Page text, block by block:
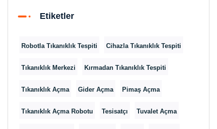
Etiketler
Robotla Tıkanıklık Tespiti Cihazla Tıkanıklık Tespiti
Tıkanıklık Merkezi Kırmadan Tıkanıklık Tespiti
Tıkanıklık Açma Gider Açma Pimaş Açma
Tıkanıklık Açma Robotu Tesisatçı Tuvalet Açma